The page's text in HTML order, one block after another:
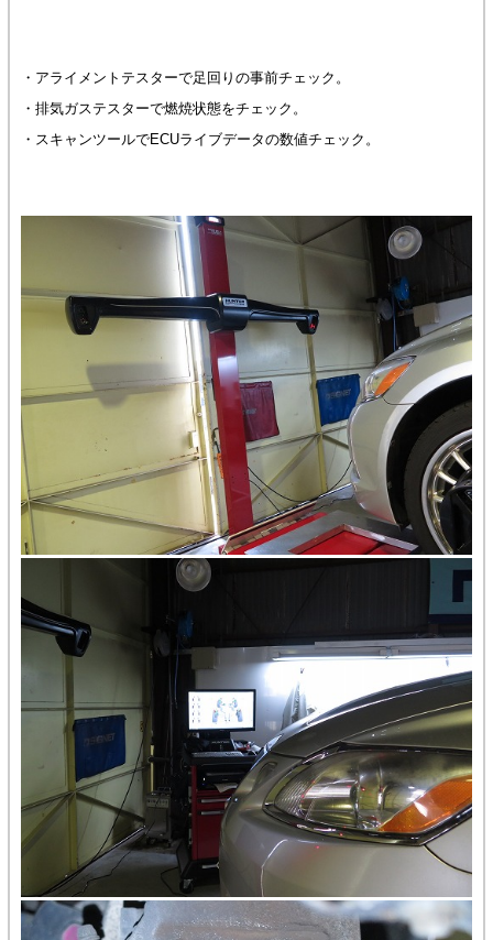
・アライメントテスターで足回りの事前チェック。
・排気ガステスターで燃焼状態をチェック。
・スキャンツールでECUライブデータの数値チェック。